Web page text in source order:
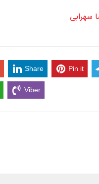
سهرابی
Share Pin it
Viber